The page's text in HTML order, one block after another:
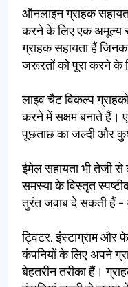
ऑनलाइन ग्राहक
करने के लिए एक अमूल्य
ग्राहक सहायता हैं
जरूरतों को पूरा करने के
लाइव चैट विकल्प
करने में सक्षम बनाते हैं।
पूछताछ का जल्दी और
ईमेल सहायता भी तेजी से
समस्या के विस्तृत
तुरंत जवाब दे सकती हैं -
ट्विटर, इंस्टाग्राम और
कंपनियों के लिए अपने
बेहतरीन तरीका हैं।